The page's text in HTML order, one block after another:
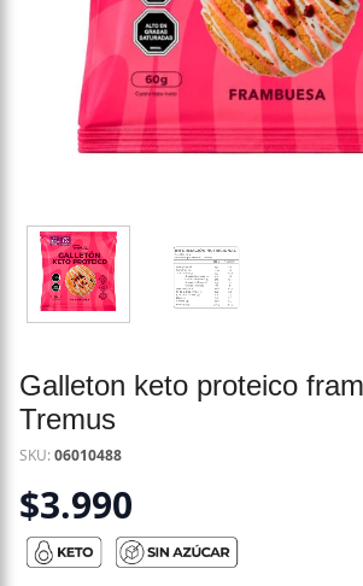
Galleton keto proteico
Tremus
SKU:06010488
$3.990